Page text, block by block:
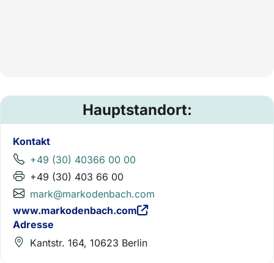
Hauptstandort:
Kontakt
+49 (30) 40366 00 00
+49 (30) 403 66 00
mark@markodenbach.com
www.markodenbach.com
Adresse
Kantstr. 164, 10623 Berlin